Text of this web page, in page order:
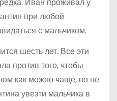
при любой
с мальчиком.
шесть лет. Все эти
против того, чтобы
как можно чаще, но не
увезти мальчика в